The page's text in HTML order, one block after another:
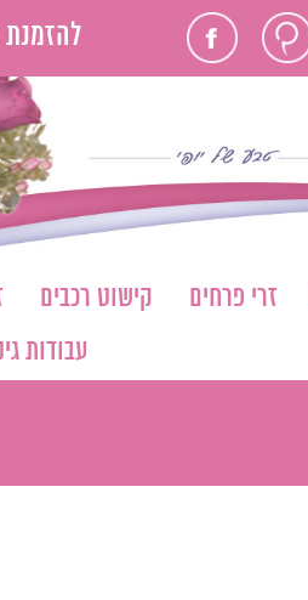
פייסבוק
זרי פרחים קישוט רכבים
עבודות